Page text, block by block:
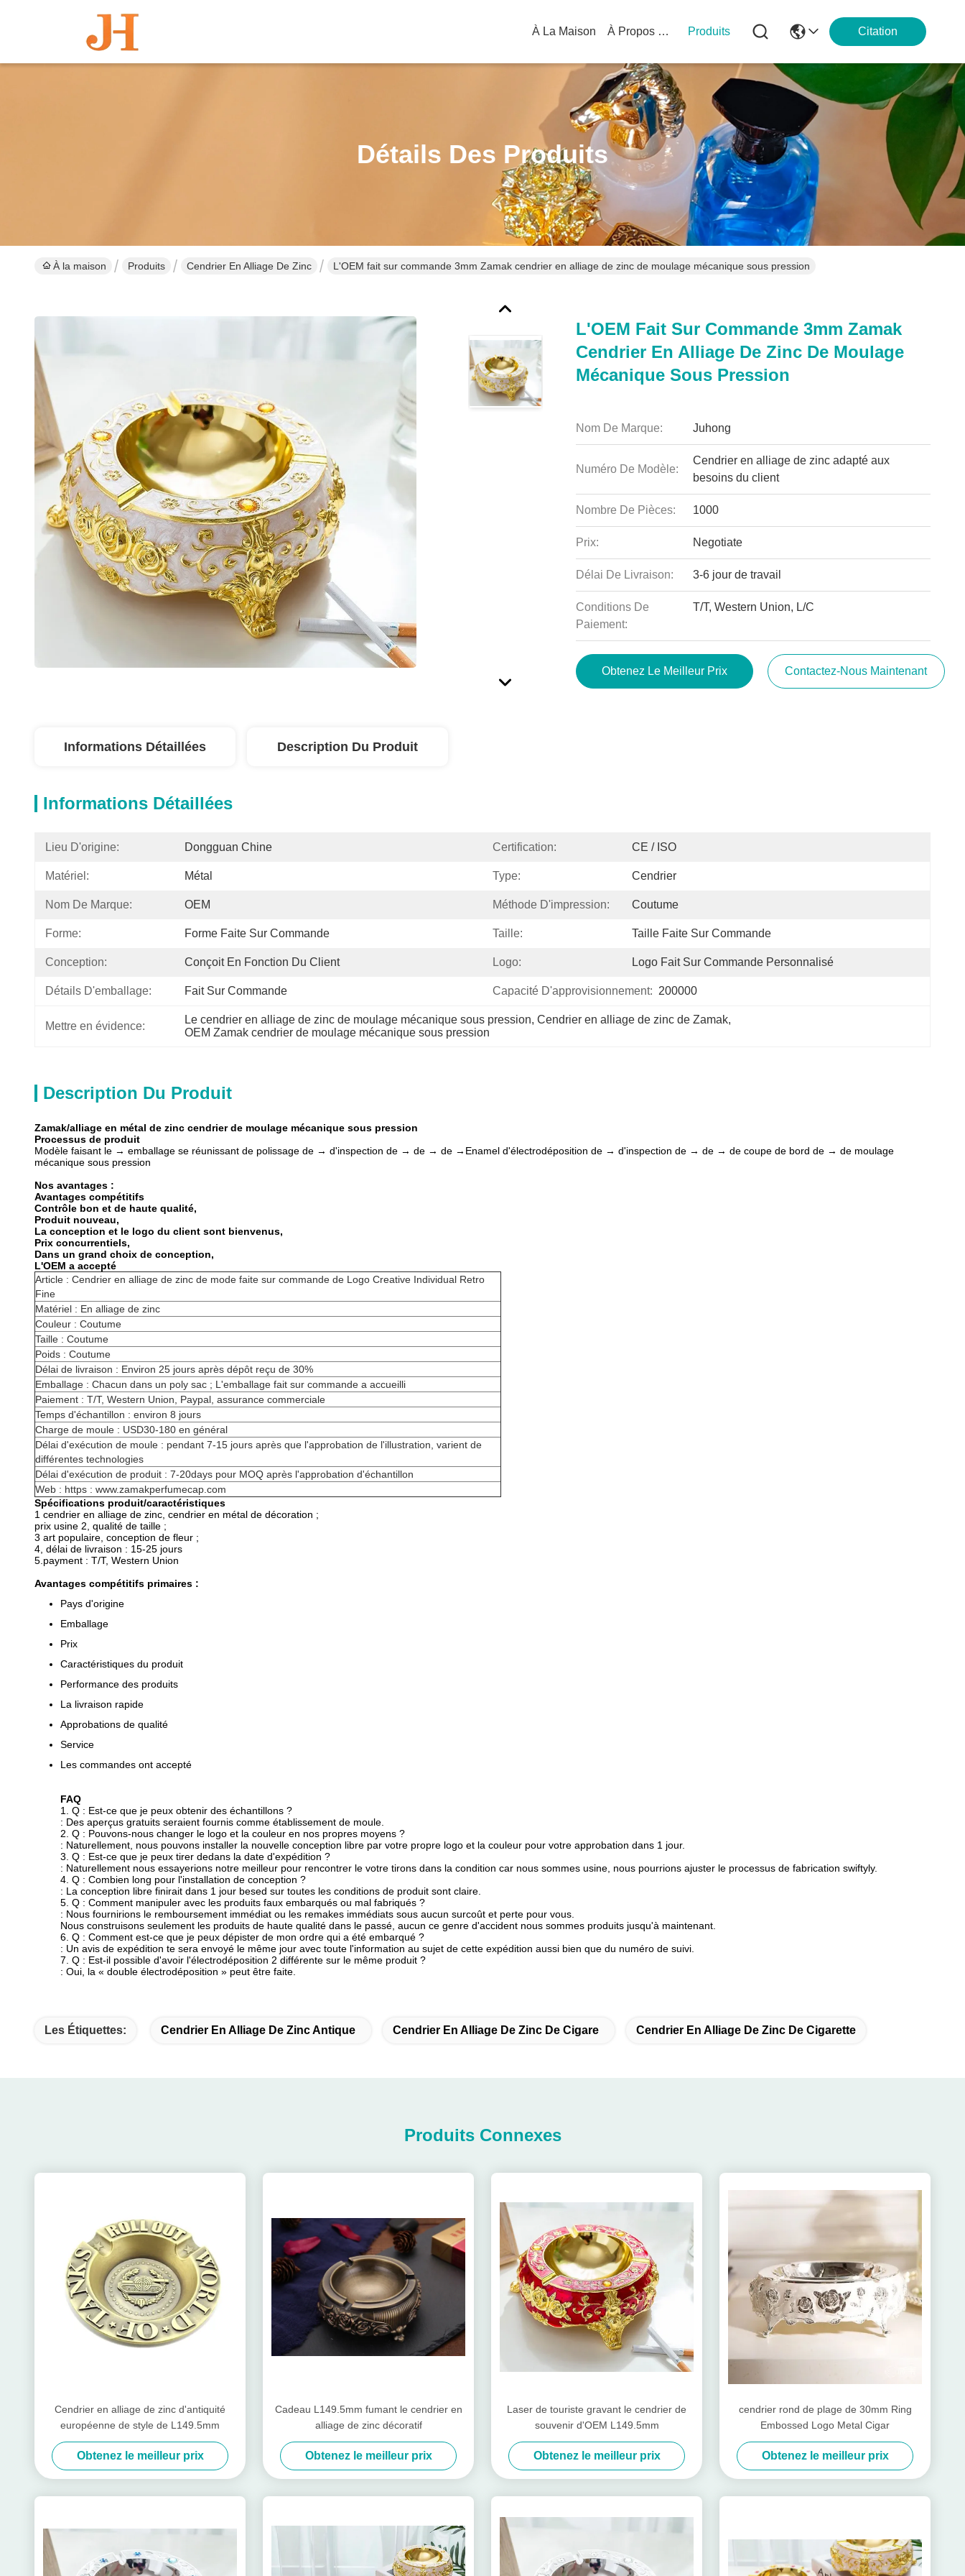
À La Maison À Propos De Nous Produits Citation
Détails Des Produits
À la maison Produits Cendrier En Alliage De Zinc L'OEM fait sur commande 3mm Zamak cendrier en alliage de zinc de moulage mécanique sous pression
L'OEM Fait Sur Commande 3mm Zamak
Cendrier En Alliage De Zinc De Moulage
Mécanique Sous Pression
Nom De Marque: Juhong
Numéro De Modèle:
Cendrier en alliage de zinc adapté aux
besoins du client
Nombre De Pièces: 1000
Prix: Negotiate
Délai De Livraison: 3-6 jour de travail
Conditions De
Paiement:
T/T, Western Union, L/C
Obtenez Le Meilleur Prix Contactez-Nous Maintenant
Informations Détaillées Description Du Produit
Informations Détaillées
Lieu D'origine: Dongguan Chine Certification: CE / ISO
Matériel: Métal Type: Cendrier
Nom De Marque: OEM Méthode D'impression: Coutume
Forme: Forme Faite Sur Commande Taille: Taille Faite Sur Commande
Conception: Conçoit En Fonction Du Client Logo: Logo Fait Sur Commande Personnalisé
Détails D'emballage: Fait Sur Commande Capacité D'approvisionnement: 200000
Mettre en évidence:
Le cendrier en alliage de zinc de moulage mécanique sous pression, Cendrier en alliage de zinc de Zamak,
OEM Zamak cendrier de moulage mécanique sous pression
Description Du Produit
Zamak/alliage en métal de zinc cendrier de moulage mécanique sous pression
Processus de produit
Modèle faisant le → emballage se réunissant de polissage de → d'inspection de → de → de →Enamel d'électrodéposition de → d'inspection de → de → de coupe de bord de → de moulage
mécanique sous pression
Nos avantages :
Avantages compétitifs
Contrôle bon et de haute qualité,
Produit nouveau,
La conception et le logo du client sont bienvenus,
Prix concurrentiels,
Dans un grand choix de conception,
L'OEM a accepté
Article : Cendrier en alliage de zinc de mode faite sur commande de Logo Creative Individual Retro
Fine
Matériel : En alliage de zinc
Couleur : Coutume
Taille : Coutume
Poids : Coutume
Délai de livraison : Environ 25 jours après dépôt reçu de 30%
Emballage : Chacun dans un poly sac ; L'emballage fait sur commande a accueilli
Paiement : T/T, Western Union, Paypal, assurance commerciale
Temps d'échantillon : environ 8 jours
Charge de moule : USD30-180 en général
Délai d'exécution de moule : pendant 7-15 jours après que l'approbation de l'illustration, varient de
différentes technologies
Délai d'exécution de produit : 7-20days pour MOQ après l'approbation d'échantillon
Web : https : www.zamakperfumecap.com
Spécifications produit/caractéristiques
1 cendrier en alliage de zinc, cendrier en métal de décoration ;
prix usine 2, qualité de taille ;
3 art populaire, conception de fleur ;
4, délai de livraison : 15-25 jours
5.payment : T/T, Western Union
Avantages compétitifs primaires :
Pays d'origine
Emballage
Prix
Caractéristiques du produit
Performance des produits
La livraison rapide
Approbations de qualité
Service
Les commandes ont accepté
FAQ
1. Q : Est-ce que je peux obtenir des échantillons ?
: Des aperçus gratuits seraient fournis comme établissement de moule.
2. Q : Pouvons-nous changer le logo et la couleur en nos propres moyens ?
: Naturellement, nous pouvons installer la nouvelle conception libre par votre propre logo et la couleur pour votre approbation dans 1 jour.
3. Q : Est-ce que je peux tirer dedans la date d'expédition ?
: Naturellement nous essayerions notre meilleur pour rencontrer le votre tirons dans la condition car nous sommes usine, nous pourrions ajuster le processus de fabrication swiftyly.
4. Q : Combien long pour l'installation de conception ?
: La conception libre finirait dans 1 jour besed sur toutes les conditions de produit sont claire.
5. Q : Comment manipuler avec les produits faux embarqués ou mal fabriqués ?
: Nous fournirions le remboursement immédiat ou les remakes immédiats sous aucun surcoût et perte pour vous.
Nous construisons seulement les produits de haute qualité dans le passé, aucun ce genre d'accident nous sommes produits jusqu'à maintenant.
6. Q : Comment est-ce que je peux dépister de mon ordre qui a été embarqué ?
: Un avis de expédition te sera envoyé le même jour avec toute l'information au sujet de cette expédition aussi bien que du numéro de suivi.
7. Q : Est-il possible d'avoir l'électrodéposition 2 différente sur le même produit ?
: Oui, la « double électrodéposition » peut être faite.
Les Étiquettes: Cendrier En Alliage De Zinc Antique Cendrier En Alliage De Zinc De Cigare Cendrier En Alliage De Zinc De Cigarette
Produits Connexes
Cendrier en alliage de zinc d'antiquité
européenne de style de L149.5mm
Obtenez le meilleur prix
Cadeau L149.5mm fumant le cendrier en
alliage de zinc décoratif
Obtenez le meilleur prix
Laser de touriste gravant le cendrier de
souvenir d'OEM L149.5mm
Obtenez le meilleur prix
cendrier rond de plage de 30mm Ring
Embossed Logo Metal Cigar
Obtenez le meilleur prix